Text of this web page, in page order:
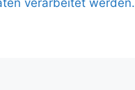
verarbeitet werden.